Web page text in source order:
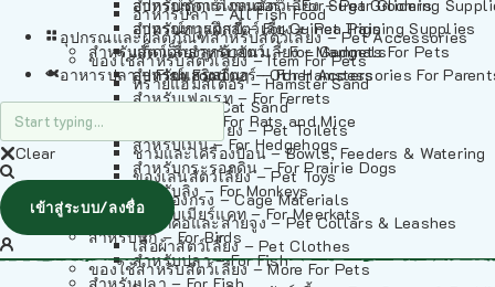
อาหารปลา – All Fish Food
อุปกรณและผลิตภัณฑ์สำหรับสัตว์เลี้ยง – Pet Accessories
ของใช้สำหรับสัตว์เลี้ยง – Item For Pets
ทรายแฮมสเตอร์ – Hamster Sand
ทรายแมว – Cat Sand
ห้องน้ำสัตว์เลี้ยง – Pet Toilets
ชามและเครื่องป้อน – Bowls, Feeders & Watering
ของเล่นสัตว์เลี้ยง – Pet Toys
วัสดุรองกรง – Cage Materials
ปลอกคอและสายจูง – Pet Collars & Leashes
เสื้อผ้าสัตว์เลี้ยง – Pet Clothes
ของใช้สำหรับสัตว์เลี้ยง – More For Pets
อุปกรณ์ตัดแต่งขนสัตว์เลี้ยง – Pet Grooming
อุปกรณ์การฝึกสัตว์เลี้ยง – Pet Training Supplies
แก็ดเจ็ตสำหรับสัตว์เลี้ยง – Gadgets For Pets
อุปกรณ์เสริมอื่นๆ – Other Accessories For
สำหรับชูการ์ไกลเดอร์ – For Sugar Gliders
สำหรับหนูแกสบี้ – For Guinea Pigs
สำหรับสัตว์เลี้ยงลูกด้วยนม – For Mammals
สำหรับแฮมสเตอร์ – For Hamsters
สำหรับเฟอเรท – For Ferrets
สำหรับหนู – For Rats and Mice
สำหรับเม่น – For Hedgehogs
สำหรับกระรอกดิน – For Prairie Dogs
สำหรับลิง – For Monkeys
สำหรับเมียร์แคท – For Meerkats
สำหรับนก – For Birds
สำหรับปลา – For Fish
อาหารปลา – Fish Food
Clear
เข้าสู่ระบบ/ลงชื่อ